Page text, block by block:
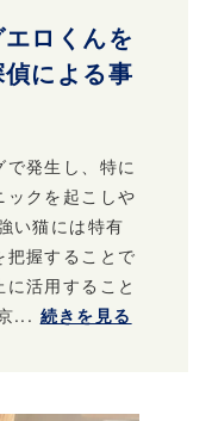
エロくんを
による事
発生し、特に
ックを起こしや
い猫には特有
把握することで
活用すること
... 続きを見る